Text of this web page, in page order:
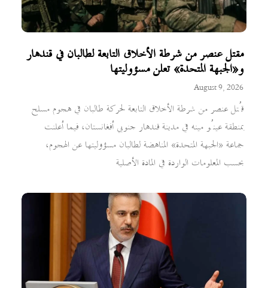
مقتل عنصر من شرطة الأخلاق التابعة لطالبان في قندهار
و«الجبهة المتحدة» تعلن مسؤوليتها
August 9, 2026
قُتل عنصر من شرطة الأخلاق التابعة لحركة طالبان في هجوم مسلح
بمنطقة عينُو مينه في مدينة قندهار جنوبي أفغانستان، فيما أعلنت
جماعة «الجبهة المتحدة» المناهضة لطالبان مسؤوليتها عن الهجوم،
بحسب المعلومات الواردة في المادة الأصلية